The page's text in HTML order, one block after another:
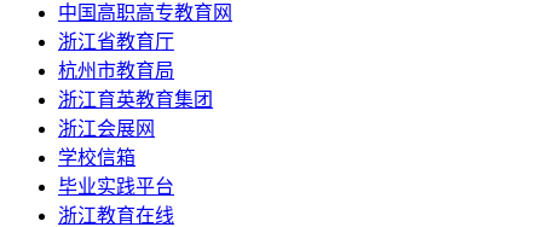
中国高职高专教育网
浙江省教育厅
杭州市教育局
浙江育英教育集团
浙江会展网
学校信箱
毕业实践平台
浙江教育在线